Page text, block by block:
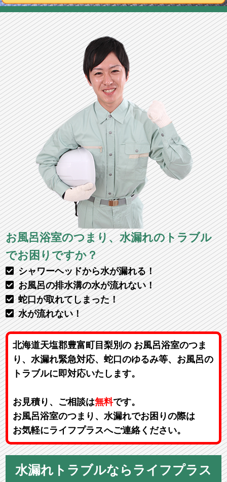
お風呂浴室のつまり、水漏れのトラブル
でお困りですか？
シャワーヘッドから水が漏れる！
お風呂の排水溝の水が流れない！
蛇口が取れてしまった！
水が流れない！
北海道天塩郡豊富町目梨別の お風呂浴室のつま
り、水漏れ緊急対応、蛇口のゆるみ等、お風呂の
トラブルに即対応いたします。
お見積り、ご相談は無料です。
お風呂浴室のつまり、水漏れでお困りの際は
お気軽にライフプラスへご連絡ください。
水漏れトラブルならライフプラス